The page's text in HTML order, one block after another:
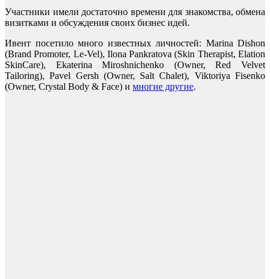
Участники имели достаточно времени для знакомства, обмена
визитками и обсуждения своих бизнес идей.
Ивент посетило много известных личностей: Marina Dishon
(Brand Promoter, Le-Vel), Ilona Pankratova (Skin Therapist, Elation
SkinCare), Ekaterina Miroshnichenko (Owner, Red Velvet
Tailoring), Pavel Gersh (Owner, Salt Chalet), Viktoriya Fisenko
(Owner, Crystal Body & Face) и многие другие.